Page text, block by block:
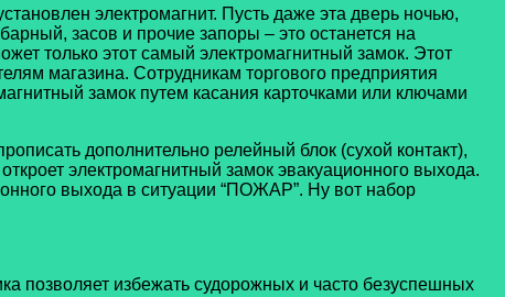
электромагнит. Пусть даже эта дверь ночью,
засов и прочие запоры – это останется на
только этот самый электромагнитный замок. Этот
магазина. Сотрудникам торгового предприятия
замок путем касания карточками или ключами
дополнительно релейный блок (сухой контакт),
электромагнитный замок эвакуационного выхода.
выхода в ситуации “ПОЖАР”. Ну вот набор
позволяет избежать судорожных и часто безуспешных